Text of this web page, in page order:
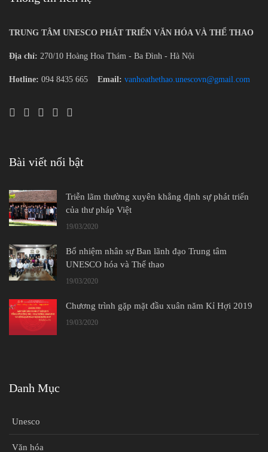
TRUNG TÂM UNESCO PHÁT TRIỂN VĂN HÓA VÀ THỂ THAO
Địa chỉ: 270/10 Hoàng Hoa Thám - Ba Đình - Hà Nội
Hotline: 094 8435 665 Email: vanhoathethao.unescovn@gmail.com
Bài viết nổi bật
Triễn lãm thường xuyên khẳng định sự phát triển
của thư pháp Việt
19/03/2020
Bổ nhiệm nhân sự Ban lãnh đạo Trung tâm
UNESCO hóa và Thể thao
19/03/2020
Chương trình gặp mặt đầu xuân năm Kỉ Hợi 2019
19/03/2020
Danh Mục
Unesco
Văn hóa